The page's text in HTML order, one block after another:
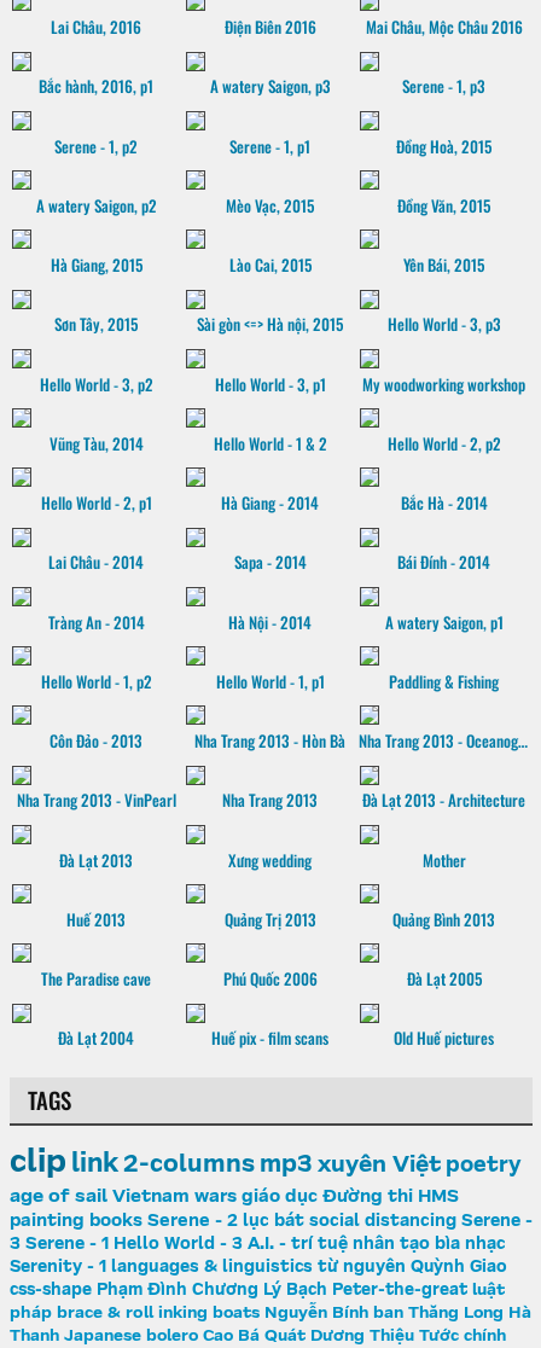
Lai Châu, 2016 Điện Biên 2016 Mai Châu, Mộc Châu 2016
Bắc hành, 2016, p1 A watery Saigon, p3 Serene - 1, p3
Serene - 1, p2 Serene - 1, p1 Đồng Hoà, 2015
A watery Saigon, p2 Mèo Vạc, 2015 Đồng Văn, 2015
Hà Giang, 2015 Lào Cai, 2015 Yên Bái, 2015
Sơn Tây, 2015 Sài gòn <=> Hà nội, 2015 Hello World - 3, p3
Hello World - 3, p2 Hello World - 3, p1 My woodworking workshop
Vũng Tàu, 2014 Hello World - 1 & 2 Hello World - 2, p2
Hello World - 2, p1 Hà Giang - 2014 Bắc Hà - 2014
Lai Châu - 2014 Sapa - 2014 Bái Đính - 2014
Tràng An - 2014 Hà Nội - 2014 A watery Saigon, p1
Hello World - 1, p2 Hello World - 1, p1 Paddling & Fishing
Côn Đảo - 2013 Nha Trang 2013 - Hòn Bà Nha Trang 2013 - Oceanographic museum
Nha Trang 2013 - VinPearl Nha Trang 2013 Đà Lạt 2013 - Architecture
Đà Lạt 2013 Xưng wedding Mother
Huế 2013 Quảng Trị 2013 Quảng Bình 2013
The Paradise cave Phú Quốc 2006 Đà Lạt 2005
Đà Lạt 2004 Huế pix - film scans Old Huế pictures
TAGS
clip link 2-columns mp3 xuyên Việt poetry
age of sail Vietnam wars giáo dục Đường thi HMS
painting books Serene - 2 lục bát social distancing Serene -
3 Serene - 1 Hello World - 3 A.I. - trí tuệ nhân tạo bìa nhạc
Serenity - 1 languages & linguistics từ nguyên Quỳnh Giao
css-shape Phạm Đình Chương Lý Bạch Peter-the-great luật
pháp brace & roll inking boats Nguyễn Bính ban Thăng Long Hà
Thanh Japanese bolero Cao Bá Quát Dương Thiệu Tước chính